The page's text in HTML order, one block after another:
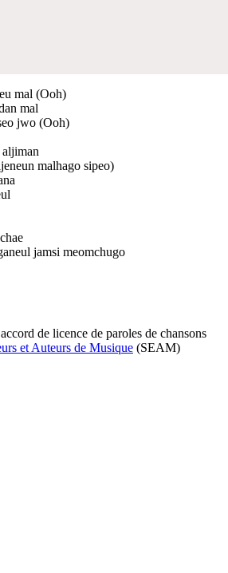
mal (Ooh)
mal
jwo (Ooh)
aljiman
malhago sipeo)
jamsi meomchugo
de licence de paroles de chansons
et Auteurs de Musique (SEAM)